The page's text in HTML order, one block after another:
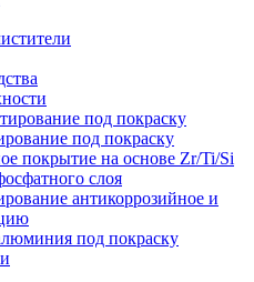
под покраску
под покраску
покрытие на основе Zr/Ti/Si
слоя
антикоррозийное и
под покраску